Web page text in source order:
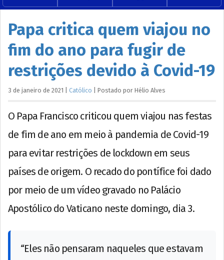
Papa critica quem viajou no
fim do ano para fugir de
restrições devido à Covid-19
3 de janeiro de 2021 Católico Postado por Hélio Alves
O Papa Francisco criticou quem viajou nas festas
de fim de ano em meio à pandemia de Covid-19
para evitar restrições de lockdown em seus
países de origem. O recado do pontífice foi dado
por meio de um vídeo gravado no Palácio
Apostólico do Vaticano neste domingo, dia 3.
“Eles não pensaram naqueles que estavam